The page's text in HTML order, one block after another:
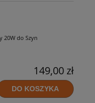
20W do Szyn
149,00 zł
DO KOSZYKA